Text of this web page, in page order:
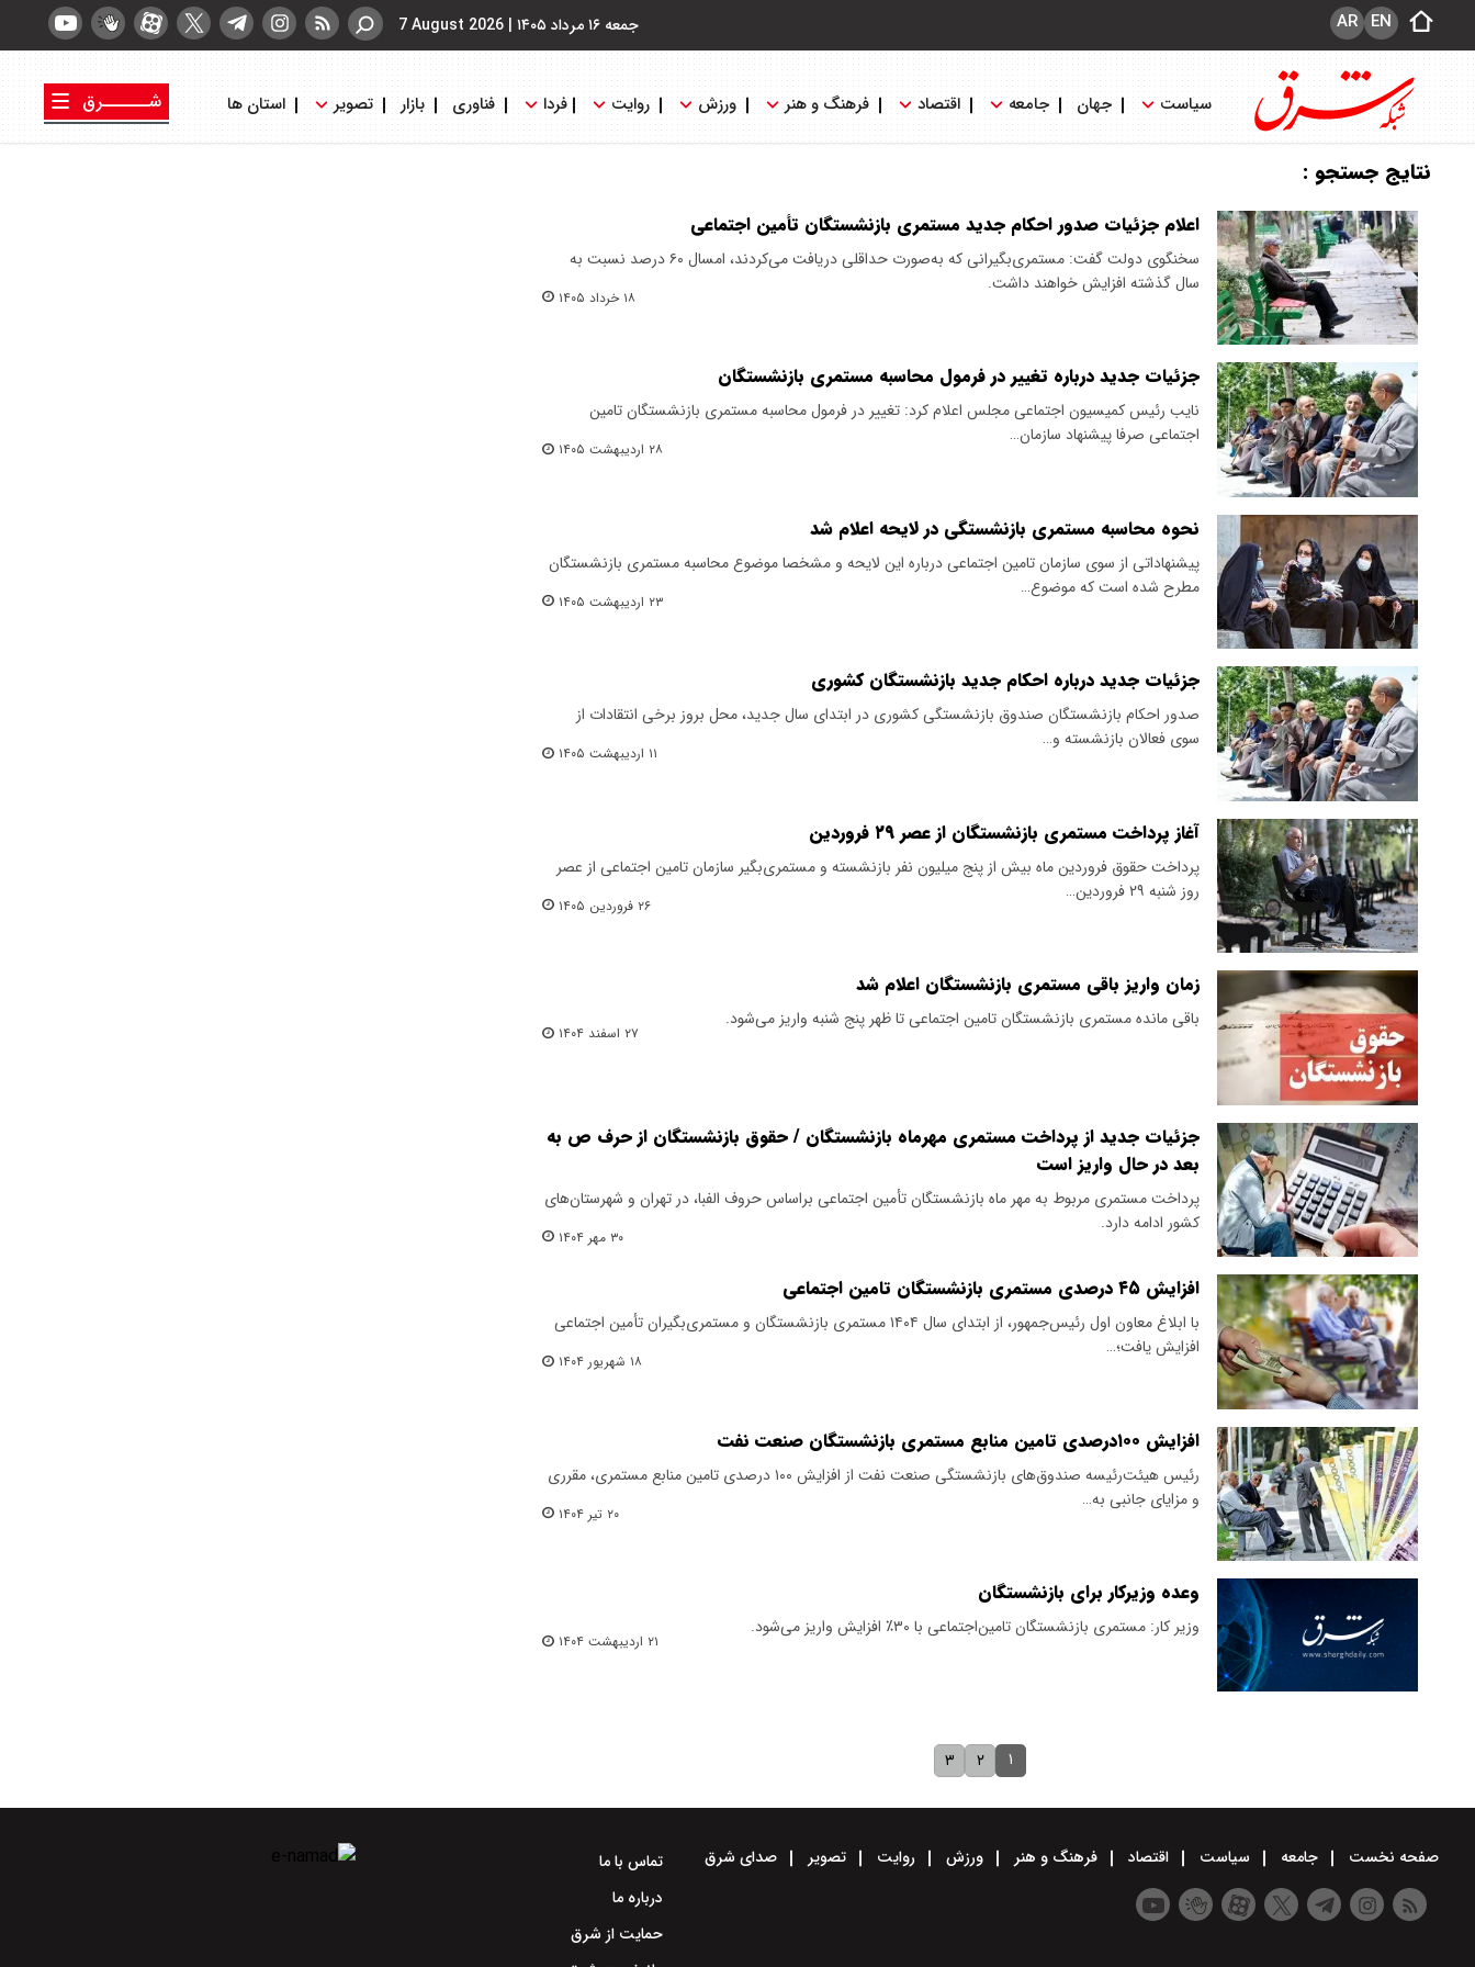
جمعه ۱۶ مرداد ۱۴۰۵ |
7 August 2026 EN
AR
سیاست جهان جامعه اقتصاد فرهنگ و هنر ورزش روایت فردا فناوری بازار تصویر استان ها
شــــــرق
نتایج جستجو :
اعلام جزئیات صدور احکام جدید مستمری بازنشستگان تأمین اجتماعی
سخنگوی دولت گفت: مستمری‌بگیرانی که به‌صورت حداقلی دریافت می‌کردند، امسال ۶۰ درصد نسبت به
سال گذشته افزایش خواهند داشت.
۱۸ خرداد ۱۴۰۵
جزئیات جدید درباره تغییر در فرمول محاسبه مستمری بازنشستگان
نایب رئیس کمیسیون اجتماعی مجلس اعلام کرد: تغییر در فرمول محاسبه مستمری بازنشستگان تامین
اجتماعی صرفا پیشنهاد سازمان…
۲۸ اردیبهشت ۱۴۰۵
نحوه محاسبه مستمری بازنشستگی در لایحه اعلام شد
پیشنهاداتی از سوی سازمان تامین اجتماعی درباره این لایحه و مشخصا موضوع محاسبه مستمری بازنشستگان
مطرح شده است که موضوع…
۲۳ اردیبهشت ۱۴۰۵
جزئیات جدید درباره احکام جدید بازنشستگان کشوری
صدور احکام بازنشستگان صندوق بازنشستگی کشوری در ابتدای سال جدید، محل بروز برخی انتقادات از
سوی فعالان بازنشسته و…
۱۱ اردیبهشت ۱۴۰۵
آغاز پرداخت مستمری بازنشستگان از عصر ۲۹ فروردین
پرداخت حقوق فروردین ماه بیش از پنج میلیون نفر بازنشسته و مستمری‌بگیر سازمان تامین اجتماعی از عصر
روز شنبه ۲۹ فروردین…
۲۶ فروردین ۱۴۰۵
زمان واریز باقی مستمری بازنشستگان اعلام شد
باقی مانده مستمری بازنشستگان تامین اجتماعی تا ظهر پنج شنبه واریز می‌شود.
۲۷ اسفند ۱۴۰۴
جزئیات جدید از پرداخت مستمری مهرماه بازنشستگان / حقوق بازنشستگان از حرف ص به
بعد در حال واریز است
پرداخت مستمری مربوط به مهر ماه بازنشستگان تأمین اجتماعی براساس حروف الفبا، در تهران و شهرستان‌های
کشور ادامه دارد.
۳۰ مهر ۱۴۰۴
افزایش ۴۵ درصدی مستمری‌ بازنشستگان تامین اجتماعی
​با ابلاغ معاون اول رئیس‌جمهور، از ابتدای سال ۱۴۰۴ مستمری بازنشستگان و مستمری‌بگیران تأمین اجتماعی
افزایش یافت؛…
۱۸ شهریور ۱۴۰۴
افزایش ۱۰۰درصدی تامین منابع مستمری بازنشستگان صنعت نفت
رئیس هیئت‌رئیسه صندوق‌های بازنشستگی صنعت نفت از افزایش ۱۰۰ درصدی تامین منابع مستمری، مقرری
و مزایای جانبی به…
۲۰ تیر ۱۴۰۴
وعده وزیرکار برای بازنشستگان
وزیر کار: مستمری بازنشستگان تامین‌اجتماعی با ۳۰٪ افزایش واریز می‌شود.
۲۱ اردیبهشت ۱۴۰۴
۱ ۲ ۳
صفحه نخست جامعه سیاست اقتصاد فرهنگ و هنر ورزش روایت تصویر صدای شرق
تماس با ما
درباره ما
حمایت از شرق